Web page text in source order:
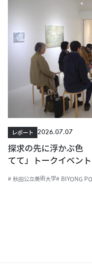
レポート
2026.07.07
探求の先に浮かぶ色
てて」トークイベン
# 秋田公立美術大学# BIYONG